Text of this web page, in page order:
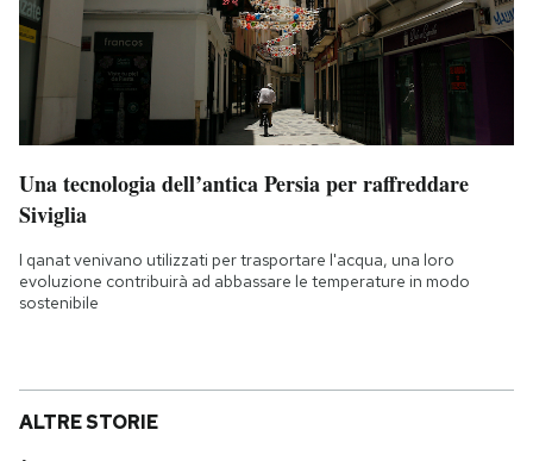
Una tecnologia dell’antica Persia per raffreddare
Siviglia
I qanat venivano utilizzati per trasportare l'acqua, una loro
evoluzione contribuirà ad abbassare le temperature in modo
sostenibile
ALTRE STORIE